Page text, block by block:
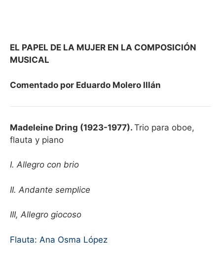
EL PAPEL DE LA MUJER EN LA COMPOSICIÓN
MUSICAL
Comentado por Eduardo Molero Illán
Madeleine Dring (1923-1977). Trio para oboe,
flauta y piano
I. Allegro con brio
II. Andante semplice
III, Allegro giocoso
Flauta: Ana Osma López